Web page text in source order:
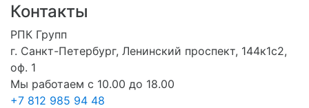
Контакты
РПК Групп
г. Санкт-Петербург, Ленинский проспект, 144к1с2,
оф. 1
Мы работаем с 10.00 до 18.00
+7 812 985 94 48